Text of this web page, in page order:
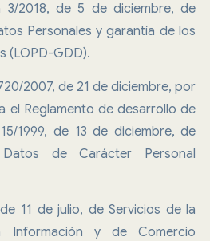
3/2018, de 5 de diciembre, de
Personales y garantía de los
(LOPD-GDD).
2007, de 21 de diciembre, por
el Reglamento de desarrollo de
1999, de 13 de diciembre, de
de Carácter Personal
11 de julio, de Servicios de la
Información y de Comercio